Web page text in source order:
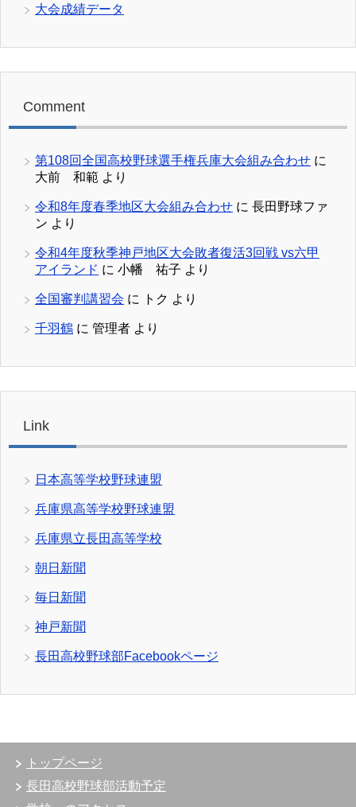
大会成績データ
Comment
第108回全国高校野球選手権兵庫大会組み合わせ に
大前 和範 より
令和8年度春季地区大会組み合わせ に 長田野球ファ
ン より
令和4年度秋季神戸地区大会敗者復活3回戦 vs六甲
アイランド に 小幡 祐子 より
全国審判講習会 に トク より
千羽鶴 に 管理者 より
Link
日本高等学校野球連盟
兵庫県高等学校野球連盟
兵庫県立長田高等学校
朝日新聞
毎日新聞
神戸新聞
長田高校野球部Facebookページ
トップページ
長田高校野球部活動予定